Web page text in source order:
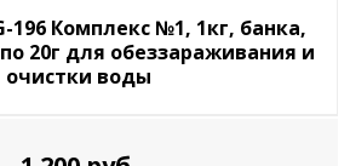
196 Комплекс №1, 1кг, банка,
20г для обеззараживания и
очистки воды